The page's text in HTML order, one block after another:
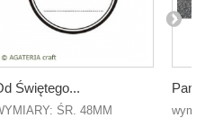
Świętego...
ŚR. 48MM